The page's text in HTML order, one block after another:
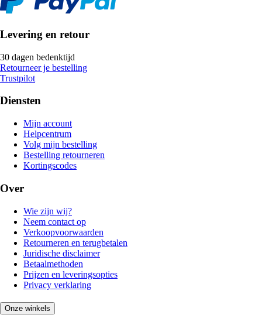
Levering en retour
30 dagen bedenktijd
Retourneer je bestelling
Trustpilot
Diensten
Mijn account
Helpcentrum
Volg mijn bestelling
Bestelling retourneren
Kortingscodes
Over
Wie zijn wij?
Neem contact op
Verkoopvoorwaarden
Retourneren en terugbetalen
Juridische disclaimer
Betaalmethoden
Prijzen en leveringsopties
Privacy verklaring
Onze winkels